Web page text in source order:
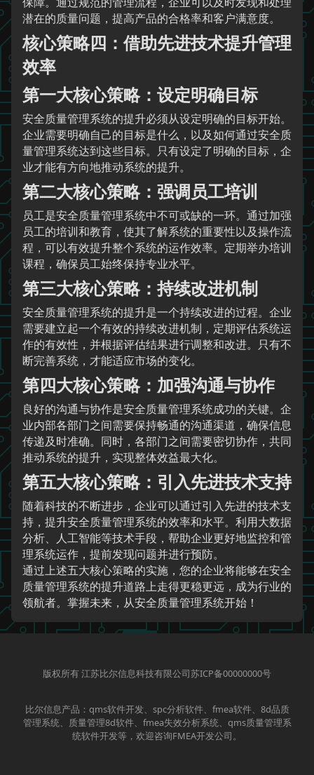
潜在的质量问题，提高产品的合格率和客户满意度。
核心策略四：借助先进技术提升管理
效率
第一大核心策略：设定明确目标
安全质量管理系统的提升必须从设定明确的目标开始。
企业需要明确自己的目标是什么，以及如何通过安全质
量管理系统达到这些目标。只有设定了明确的目标，企
业才能有方向地推动系统的提升。
第二大核心策略：强调员工培训
员工是安全质量管理系统中不可或缺的一环。通过加强
员工的培训和教育，使其了解系统的重要性以及操作流
程，可以有效提升整个系统的运作效率。定期举办培训
课程，确保员工始终保持专业水平。
第三大核心策略：持续改进机制
安全质量管理系统的提升是一个持续改进的过程。企业
需要建立起一个有效的持续改进机制，定期评估系统运
作的有效性，并根据评估结果进行调整和改进。只有不
断完善系统，才能适应市场的变化。
第四大核心策略：加强沟通与协作
良好的沟通与协作是安全质量管理系统成功的关键。企
业内部各部门之间需要保持畅通的沟通渠道，确保信息
传递及时准确。同时，各部门之间需要密切协作，共同
推动系统的提升，实现整体效益最大化。
第五大核心策略：引入先进技术支持
随着科技的不断进步，企业可以通过引入先进的技术支
持，提升安全质量管理系统的效率和水平。利用大数据
分析、人工智能等技术手段，帮助企业更好地监控和管
理系统运作，提前发现问题并进行预防。
通过上述五大核心策略的实施，您的企业将能够在安全
质量管理系统的提升道路上走得更稳更远，成为行业的
领航者。掌握未来，从安全质量管理系统开始！
版权所有 江苏比尔信息科技有限公司苏ICP备00000000号
比尔信息产品：qms软件开发、spc分析软件、fmea软件、8d品质
管理系统、质量管理8d软件、fmea失效分析系统、qms质量管理系
统软件开发等，欢迎咨询FMEA开发公司。